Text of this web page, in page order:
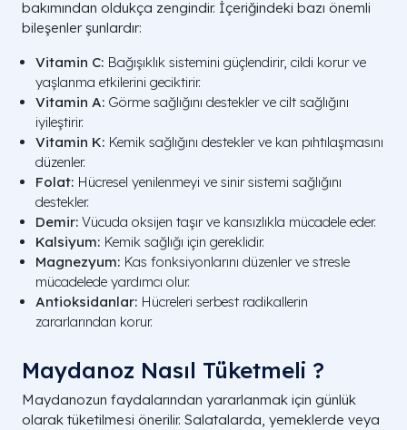
bakımından oldukça zengindir. İçeriğindeki bazı önemli
bileşenler şunlardır:
Vitamin C: Bağışıklık sistemini güçlendirir, cildi korur ve
yaşlanma etkilerini geciktirir.
Vitamin A: Görme sağlığını destekler ve cilt sağlığını
iyileştirir.
Vitamin K: Kemik sağlığını destekler ve kan pıhtılaşmasını
düzenler.
Folat: Hücresel yenilenmeyi ve sinir sistemi sağlığını
destekler.
Demir: Vücuda oksijen taşır ve kansızlıkla mücadele eder.
Kalsiyum: Kemik sağlığı için gereklidir.
Magnezyum: Kas fonksiyonlarını düzenler ve stresle
mücadelede yardımcı olur.
Antioksidanlar: Hücreleri serbest radikallerin
zararlarından korur.
Maydanoz Nasıl Tüketmeli ?
Maydanozun faydalarından yararlanmak için günlük
olarak tüketilmesi önerilir. Salatalarda, yemeklerde veya